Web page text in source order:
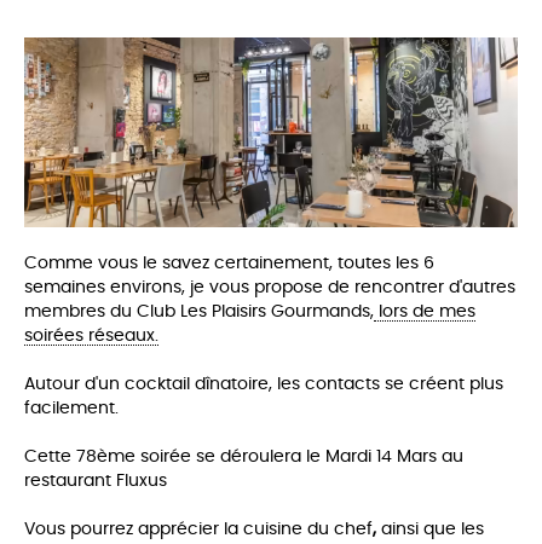
Comme vous le savez certainement, toutes les 6
semaines environs, je vous propose de rencontrer d'autres
membres du Club Les Plaisirs Gourmands, lors de mes
soirées réseaux.
Autour d'un cocktail dînatoire, les contacts se créent plus
facilement.
Cette 78ème soirée se déroulera le Mardi 14 Mars au
restaurant Fluxus
Vous pourrez apprécier la cuisine du chef, ainsi que les